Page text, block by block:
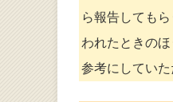
ら報告しても
われたときの
参考にしていた